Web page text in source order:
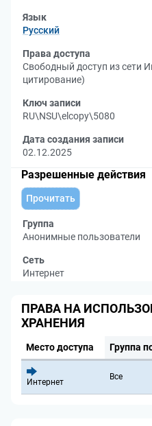
Язык
Русский
Права доступа
Свободный доступ из сети
цитирование)
Ключ записи
RU\NSU\elcopy\5080
Дата создания записи
02.12.2025
Разрешенные действия
Прочитать
Группа
Анонимные пользователи
Сеть
Интернет
ПРАВА НА
ХРАНЕНИЯ
Место доступа Группа
Интернет
Все